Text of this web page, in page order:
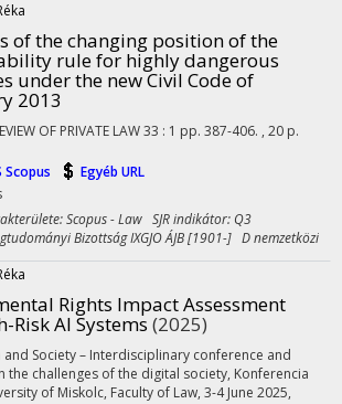
of the changing position of the
rule for highly dangerous
under the new Civil Code of
2013
OF PRIVATE LAW33 : 1 pp. 387-406. , 20 p.
Scopus
Egyéb URL
Scopus - Law SJR indikátor: Q3
Bizottság IXGJO ÁJB [1901-] D nemzetközi
Rights Impact Assessment
Risk AI Systems (2025)
Society – Interdisciplinary conference and
the challenges of the digital society, Konferencia
of Miskolc, Faculty of Law, 3-4 June 2025,